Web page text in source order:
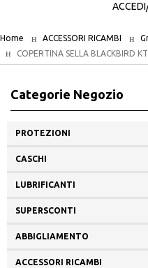
Home ACCESSORI RICAMBI
COPERTINA SELLA BLACKBIRD
Categorie Negozio
PROTEZIONI
CASCHI
LUBRIFICANTI
SUPERSCONTI
ABBIGLIAMENTO
ACCESSORI RICAMBI